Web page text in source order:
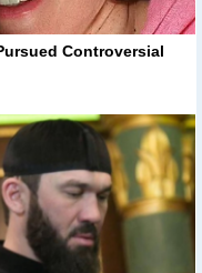
Controversial